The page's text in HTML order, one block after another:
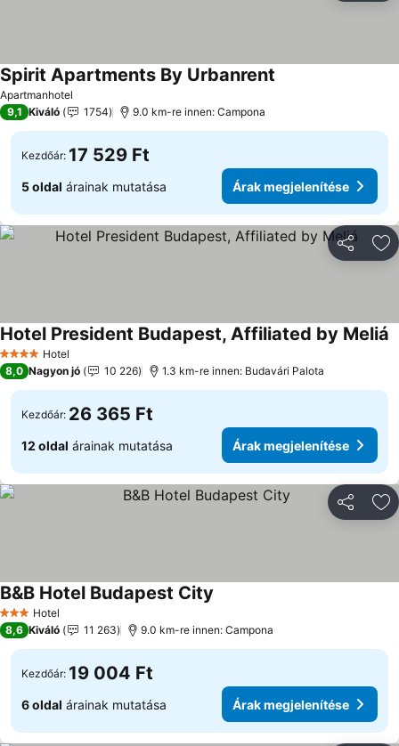
Apartmanhotel
Spirit Apartments By Urbanrent
9,1 Kiváló 1754 9.0 km-re innen: Campona
Kezdőár: 17 529 Ft
5 oldal árainak mutatása Árak megjelenítése
4 KategóriaHotel
Hotel President Budapest, Affiliated by Meliá
8,0 Nagyon jó 10 226 1.3 km-re innen: Budavári Palota
Kezdőár: 26 365 Ft
12 oldal árainak mutatása Árak megjelenítése
3 Kategória
Hotel
B&B Hotel Budapest City
8,6 Kiváló 11 263 9.0 km-re innen: Campona
Kezdőár: 19 004 Ft
6 oldal árainak mutatása Árak megjelenítése